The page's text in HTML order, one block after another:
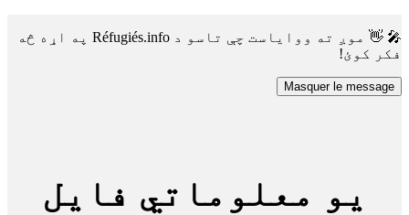
🎤 👋 موږ ته ووایاست چې تاسو د Réfugiés.info په اړه څه
فکر کوئ!
Masquer le message
یو معلوماتي فایل